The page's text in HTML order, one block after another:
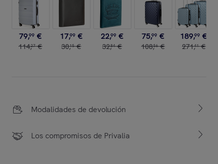
79,99 €
114,27 €
17,99 €
30,15 €
22,99 €
32,84 €
75,99 €
108,56 €
189,99 €
271,41 €
Modalidades de devolución
Los compromisos de Privalia